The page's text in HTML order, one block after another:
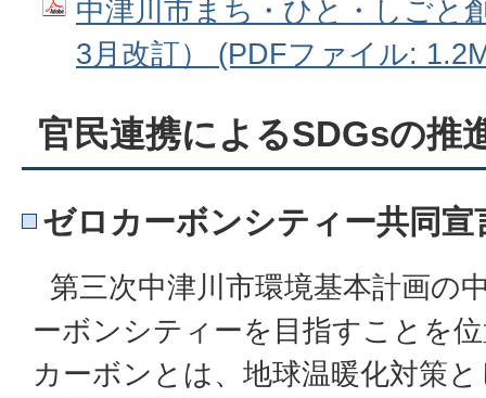
中津川市まち・ひと・しごと
3月改訂） (PDFファイル:
官民連携によるSDGsの推
ゼロカーボンシティー共同宣
第三次中津川市環境基本計画の
ーボンシティーを目指すことを
カーボンとは、地球温暖化対策